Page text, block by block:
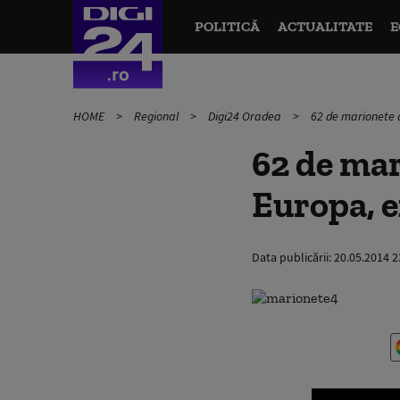
POLITICĂ ACTUALITATE
HOME Regional Digi24 Oradea 62 de marionete
62 de
Europa,
Data publicării:20.05.2014